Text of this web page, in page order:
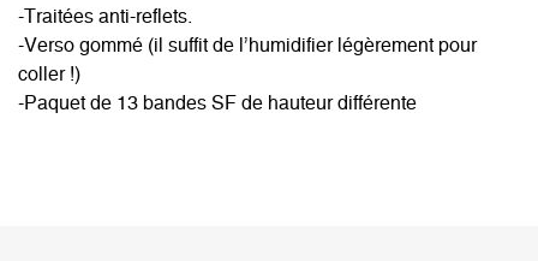
-Traitées anti-reflets.
-Verso gommé (il suffit de l’humidifier légèrement pour
coller !)
-Paquet de 13 bandes SF de hauteur différente